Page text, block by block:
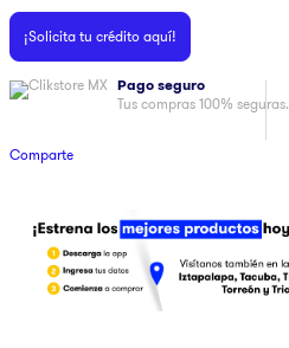
¡Solicita tu crédito aquí!
Pago seguro
Tus compras 100% seguras.
Comparte